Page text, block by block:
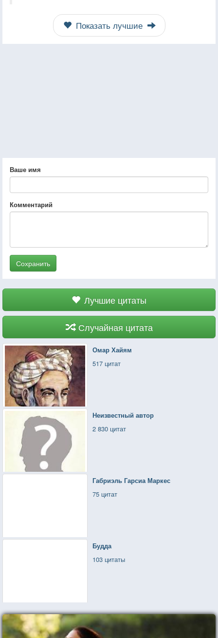
Показать лучшие
Ваше имя
Комментарий
Сохранить
Лучшие цитаты
Случайная цитата
Омар Хайям
517 цитат
Неизвестный автор
2 830 цитат
Габриэль Гарсиа Маркес
75 цитат
Будда
103 цитаты